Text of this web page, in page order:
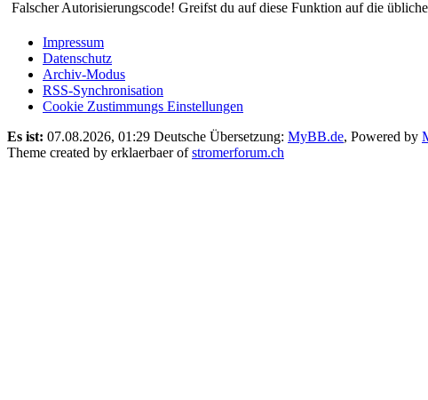
Falscher Autorisierungscode! Greifst du auf diese Funktion auf die
Impressum
Datenschutz
Archiv-Modus
RSS-Synchronisation
Cookie Zustimmungs Einstellungen
Es ist: 07.08.2026, 01:29 Deutsche Übersetzung: MyBB.de, Powered by
Theme created by erklaerbaer ofstromerforum.ch